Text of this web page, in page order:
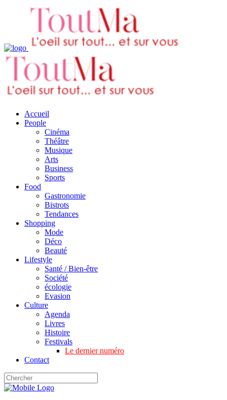
Accueil
People
Cinéma
Théâtre
Musique
Arts
Business
Sports
Food
Gastronomie
Bistrots
Tendances
Shopping
Mode
Déco
Beauté
Lifestyle
Santé / Bien-être
Société
écologie
Evasion
Culture
Agenda
Livres
Histoire
Festivals
Le dernier numéro
Contact